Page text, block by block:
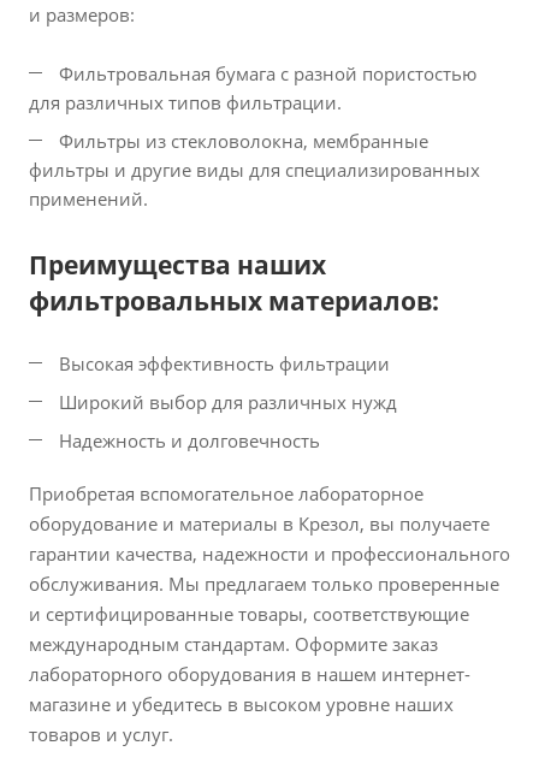
и размеров:
Фильтровальная бумага с разной пористостью
для различных типов фильтрации.
Фильтры из стекловолокна, мембранные
фильтры и другие виды для специализированных
применений.
Преимущества наших
фильтровальных материалов:
Высокая эффективность фильтрации
Широкий выбор для различных нужд
Надежность и долговечность
Приобретая вспомогательное лабораторное
оборудование и материалы в Крезол, вы получаете
гарантии качества, надежности и профессионального
обслуживания. Мы предлагаем только проверенные
и сертифицированные товары, соответствующие
международным стандартам. Оформите заказ
лабораторного оборудования в нашем интернет-
магазине и убедитесь в высоком уровне наших
товаров и услуг.